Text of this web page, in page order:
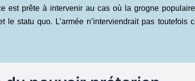
est prête à intervenir au cas où la grogne
le statu quo. L’armée n’interviendrait pas toutefois